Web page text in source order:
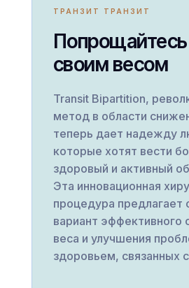
ТРАНЗИТ ТРАНЗИТ
своим весом
Transit Bipartition,
метод в области
теперь дает надежду
которые хотят вести
здоровый и активный
Эта инновационная
процедура предлагает
вариант эффективного
веса и улучшения
здоровьем, связанных